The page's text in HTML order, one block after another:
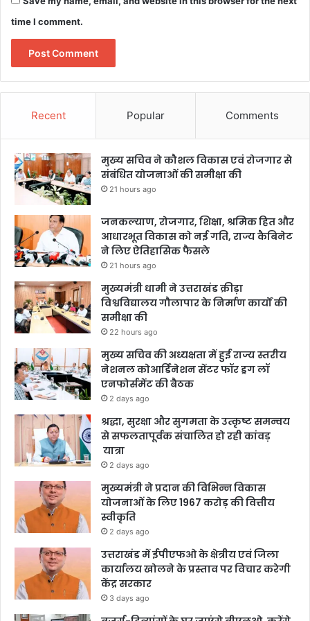
time I comment.
Recent Popular Comments
मुख्य सचिव ने कौशल विकास एवं रोजगार से
संबंधित योजनाओं की समीक्षा की
21 hours ago
जनकल्याण, रोजगार, शिक्षा, श्रमिक हित और
आधारभूत विकास को नई गति, राज्य कैबिनेट
ने लिए ऐतिहासिक फैसले
21 hours ago
मुख्यमंत्री धामी ने उत्तराखंड क्रीड़ा
विश्वविद्यालय गौलापार के निर्माण कार्यों की
समीक्षा की
22 hours ago
मुख्य सचिव की अध्यक्षता में हुई राज्य स्तरीय
नेशनल कोआर्डिनेशन सेंटर फॉर ड्रग लॉ
एनफोर्समेंट की बैठक
2 days ago
श्रद्धा, सुरक्षा और सुगमता के उत्कृष्ट समन्वय
से सफलतापूर्वक संचालित हो रही कांवड़
यात्रा
2 days ago
मुख्यमंत्री ने प्रदान की विभिन्न विकास
योजनाओं के लिए 1967 करोड़ की वित्तीय
स्वीकृति
2 days ago
उत्तराखंड में ईपीएफओ के क्षेत्रीय एवं जिला
कार्यालय खोलने के प्रस्ताव पर विचार करेगी
केंद्र सरकार
3 days ago